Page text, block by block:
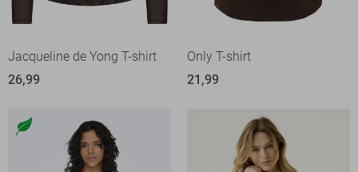
Jacqueline de Yong T-shirt
26,99
Only T-shirt
21,99